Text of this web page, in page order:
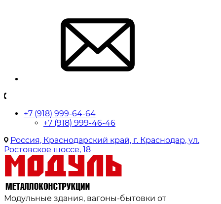
+7 (918) 999-64-64
+7 (918) 999-46-46
Россия, Краснодарский край, г. Краснодар, ул.
Ростовское шоссе, 18
Модульные здания, вагоны-бытовки от